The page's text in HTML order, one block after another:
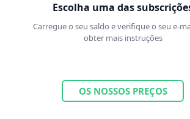
Escolha uma das
Carregue o seu saldo e verifique o seu e-
obter mais instruções
OS NOSSOS PREÇOS